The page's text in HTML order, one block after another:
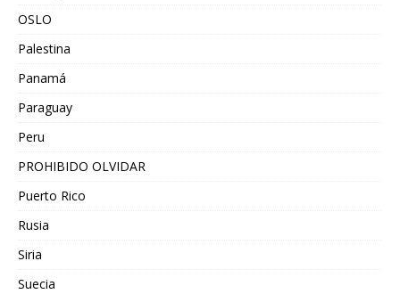
OSLO
Palestina
Panamá
Paraguay
Peru
PROHIBIDO OLVIDAR
Puerto Rico
Rusia
Siria
Suecia